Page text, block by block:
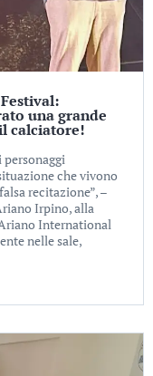
una grande
calciatore!
che vivono
recitazione”, –
Irpino, alla
International
nelle sale,